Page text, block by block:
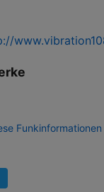
Funkinformationen